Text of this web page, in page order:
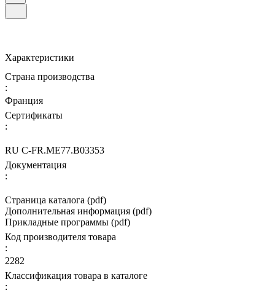
Характеристики
Страна производства
:
Франция
Сертификаты
:
RU C-FR.ME77.B03353
Документация
:
Страница каталога (pdf)
Дополнительная информация (pdf)
Прикладные программы (pdf)
Код производителя товара
:
2282
Классификация товара в каталоге
: